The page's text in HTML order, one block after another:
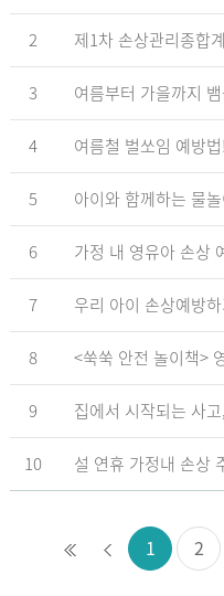
2 제1차 손상관리종합
3 여름부터 가을까지
4 여름철 벌쏘임 예방
5 아이와 함께하는 물
6 가정 내 영유아 손상
7 우리 아이 손상예방
8
9
10 설 연휴 가정내 손상
1 2